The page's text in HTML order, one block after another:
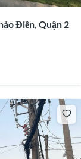
Điền, Quận 2